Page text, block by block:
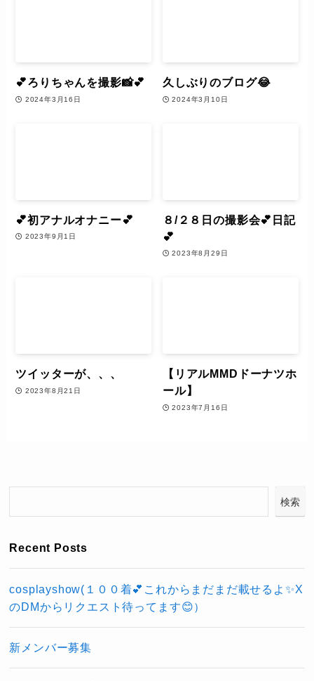
💕ろりちゃんを撮影📸💕
2024年3月16日
久しぶりのブログ😂
2024年3月10日
💕初アナルオナニー💕
2023年9月1日
８/２８日の撮影会💕日記
💕
2023年8月29日
ツイッターが、、、
2023年8月21日
【リアルMMDドーナツホ
ール】
2023年7月16日
検索
Recent Posts
cosplayshow(１００着💕これからまだまだ載せるよ✨X
のDMからリクエスト待ってます😊）
新メンバー募集